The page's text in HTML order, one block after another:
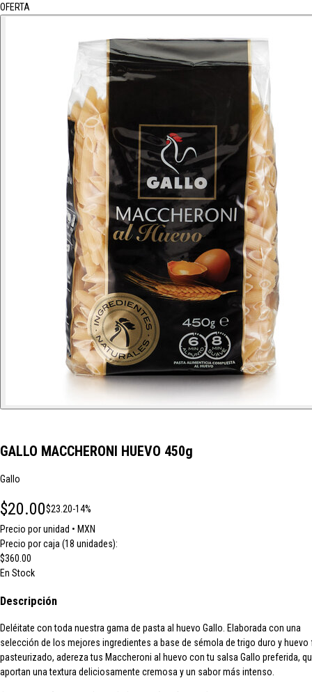
Gallina BlancaGallo Grand Sud HeroJolca
Maison Castel Mar de Frades Nozeco
Peskera Peñascal Pommery Prado Vega
Ramón
Roqueta Ruavieja Russian Standard
Sandeman Santa Julia Santiveri Sisca
Solan de Cabras
Tarradellas Tom Cherry Trabanco Villa Massa
Viña Los Boldos
OFERTA
GALLO MACCHERONI HUEVO 450g
Gallo
$20.00$23.20-14%
Precio por unidad • MXN
Precio por caja (18 unidades):
$360.00
En Stock
Descripción
Deléitate con toda nuestra gama de pasta al huevo Gallo . Elaborada con una
selección de los mejores ingredientes a base de sémola de trigo duro y
pasteurizado, adereza tus Maccheroni al huevo con tu salsa Gallo preferida,
aportan una textura deliciosamente cremosa y un sabor más intenso.